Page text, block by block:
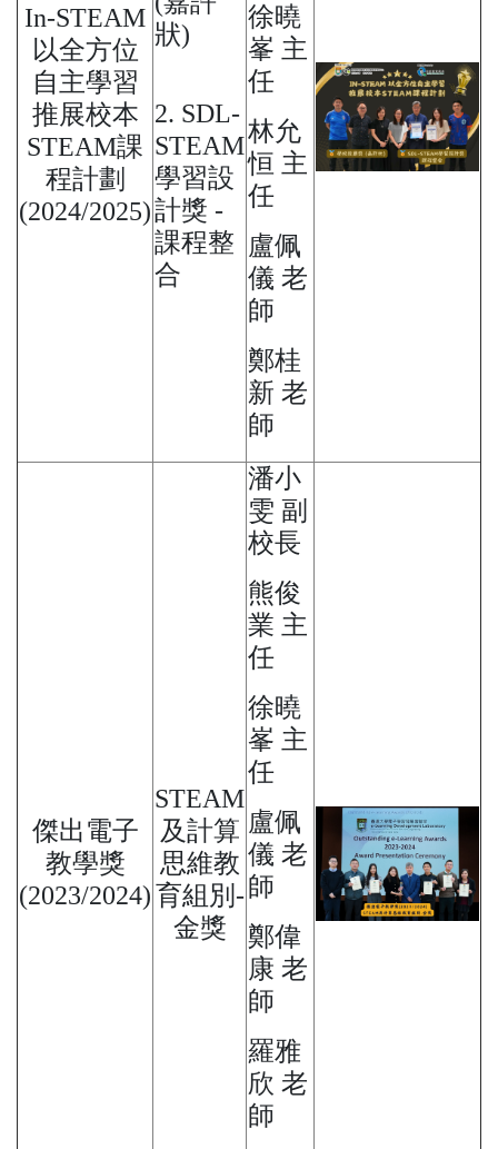
In-STEAM
以全方位
自主學習
推展校本
STEAM課
程計劃
(2024/2025)
狀)
2. SDL-
STEAM
學習設
計獎 -
課程整
合
徐曉
峯 主
任
林允
恒 主
任
盧佩
儀 老
師
鄭桂
新 老
師
傑出電子
教學獎
(2023/2024)
STEAM
及計算
思維教
育組別-
金獎
潘小
雯 副
校長
熊俊
業 主
任
徐曉
峯 主
任
盧佩
儀 老
師
鄭偉
康 老
師
羅雅
欣 老
師